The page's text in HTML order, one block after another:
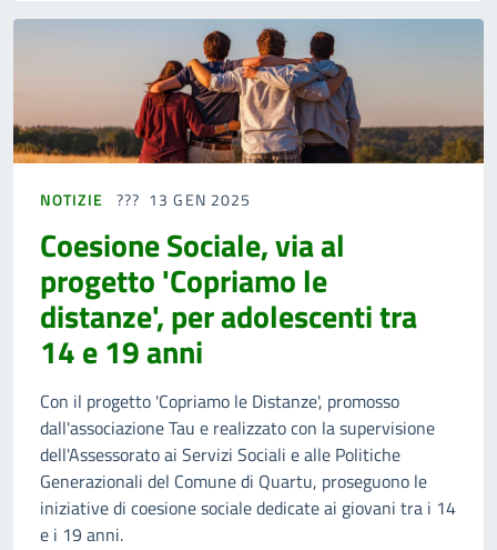
NOTIZIE 13 GEN 2025
Coesione Sociale, via al
progetto 'Copriamo le
distanze', per adolescenti tra
14 e 19 anni
Con il progetto 'Copriamo le Distanze', promosso
dall'associazione Tau e realizzato con la supervisione
dell'Assessorato ai Servizi Sociali e alle Politiche
Generazionali del Comune di Quartu, proseguono le
iniziative di coesione sociale dedicate ai giovani tra i 14
e i 19 anni.